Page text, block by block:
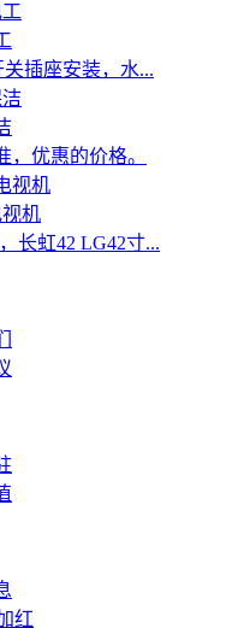
插座安装，水...
优惠的价格。
机
长虹42 LG42寸...
红